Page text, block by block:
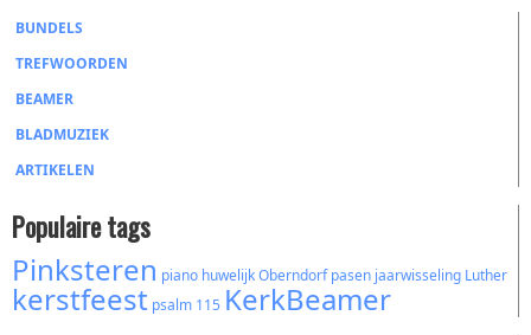
BUNDELS
TREFWOORDEN
BEAMER
BLADMUZIEK
ARTIKELEN
Populaire tags
Pinksteren piano huwelijkOberndorf pasen jaarwisseling Luther
kerstfeest psalm 115 KerkBeamer